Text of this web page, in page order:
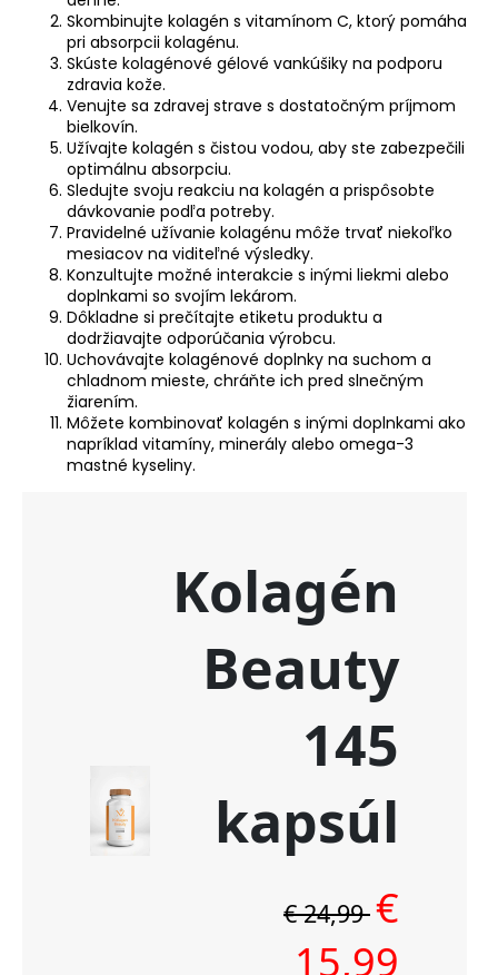
Skombinujte kolagén s vitamínom C, ktorý pomáha
pri absorpcii kolagénu.
Skúste kolagénové gélové vankúšiky na podporu
zdravia kože.
Venujte sa zdravej strave s dostatočným príjmom
bielkovín.
Užívajte kolagén s čistou vodou, aby ste zabezpečili
optimálnu absorpciu.
Sledujte svoju reakciu na kolagén a prispôsobte
dávkovanie podľa potreby.
Pravidelné užívanie kolagénu môže trvať niekoľko
mesiacov na viditeľné výsledky.
Konzultujte možné interakcie s inými liekmi alebo
doplnkami so svojím lekárom.
Dôkladne si prečítajte etiketu produktu a
dodržiavajte odporúčania výrobcu.
Uchovávajte kolagénové doplnky na suchom a
chladnom mieste, chráňte ich pred slnečným
žiarením.
Môžete kombinovať kolagén s inými doplnkami ako
napríklad vitamíny, minerály alebo omega-3
mastné kyseliny.